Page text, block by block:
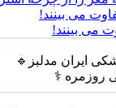
می بینند!
ایران مدلبز🔹